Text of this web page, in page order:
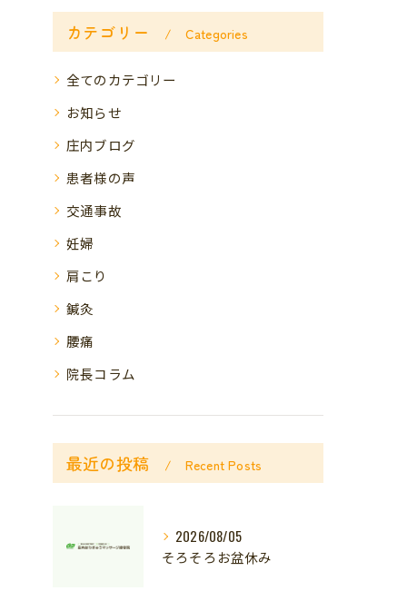
カテゴリー Categories
全てのカテゴリー
お知らせ
庄内ブログ
患者様の声
交通事故
妊婦
肩こり
鍼灸
腰痛
院長コラム
最近の投稿 Recent Posts
2026/08/05
そろそろお盆休み